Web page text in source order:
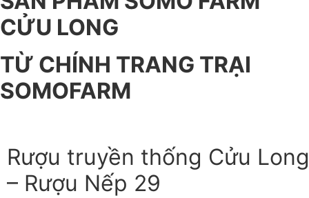
CỬU LONG
TỪ CHÍNH TRANG TRẠI
SOMOFARM
Rượu truyền thống Cửu Long
– Rượu Nếp 29